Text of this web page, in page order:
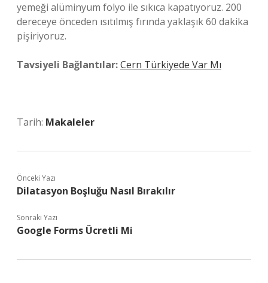
yemeği alüminyum folyo ile sıkıca kapatıyoruz. 200
dereceye önceden ısıtılmış fırında yaklaşık 60 dakika
pişiriyoruz.
Tavsiyeli Bağlantılar:Cern Türkiyede Var Mı
Tarih: Makaleler
Önceki Yazı
Dilatasyon Boşluğu Nasıl Bırakılır
Sonraki Yazı
Google Forms Ücretli Mi